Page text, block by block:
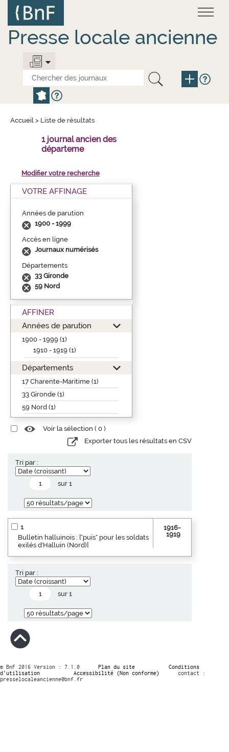
contenu
principal
Presse locale ancienne
Accueil > Liste de résultats
1 journal ancien des
départeme
Modifier votre recherche
VOTRE AFFINAGE
Années de parution
1900 - 1999
Accès en ligne
Journaux numérisés
Départements
33 Gironde
59 Nord
AFFINER
Années de parution
1900 - 1999 (1)
1910 - 1919 (1)
Départements
17 Charente-Maritime (1)
33 Gironde (1)
59 Nord (1)
Voir la sélection ( 0 )
Exporter tous les résultats en CSV
Tri par :
sur 1
1
Bulletin halluinois : ["puis" pour les soldats
exilés d'Halluin (Nord)]
1916-
1919
Tri par :
sur 1
© BnF 2016 Version : 7.1.0 Plan du site
Conditions
d’utilisation
Accessibilité (Non conforme)
contact :
presselocaleancienne@bnf.fr
Panneau de gestion des cookies